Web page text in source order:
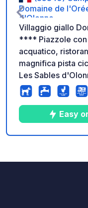
Domaine de
d'Olonne
Villaggio giallo
**** Piazzole
acquatico,
magnifica pista
Les Sables
Easy